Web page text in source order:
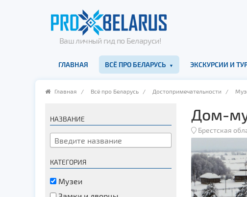
Ваш личный гид по Беларуси!
ГЛАВНАЯ ВСЁ ПРО БЕЛАРУСЬ ЭКСКУРСИИ И
Главная / Всё про Беларусь / Достопримечательности /
НАЗВАНИЕ
КАТЕГОРИЯ
Музеи
Дом-
Брестская